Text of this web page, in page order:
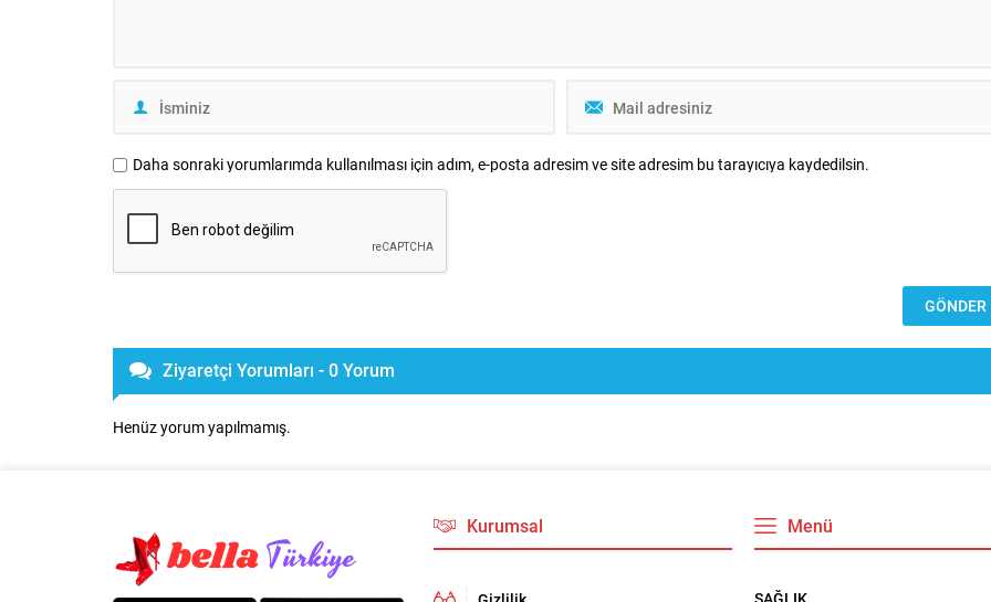
Daha sonraki yorumlarımda kullanılması için adım, e-posta adresim ve site adresim bu tarayıcıya kaydedilsin.
Ziyaretçi Yorumları - 0 Yorum
Henüz yorum yapılmamış.
Kurumsal Menü